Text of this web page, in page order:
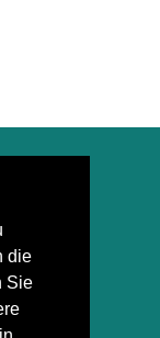
die
Sie